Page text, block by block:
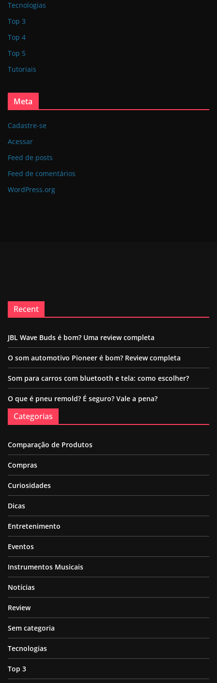
Tecnologias
Top 3
Top 4
Top 5
Tutoriais
Meta
Cadastre-se
Acessar
Feed de posts
Feed de comentários
WordPress.org
Recent
JBL Wave Buds é bom? Uma review completa
O som automotivo Pioneer é bom? Review completa
Som para carros com bluetooth e tela: como escolher?
O que é pneu remold? É seguro? Vale a pena?
Categorias
Comparação de Produtos
Compras
Curiosidades
Dicas
Entretenimento
Eventos
Instrumentos Musicais
Notícias
Review
Sem categoria
Tecnologias
Top 3